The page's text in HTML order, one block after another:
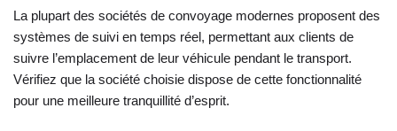
La plupart des sociétés de convoyage modernes proposent des
systèmes de suivi en temps réel, permettant aux clients de
suivre l’emplacement de leur véhicule pendant le transport.
Vérifiez que la société choisie dispose de cette fonctionnalité
pour une meilleure tranquillité d’esprit.